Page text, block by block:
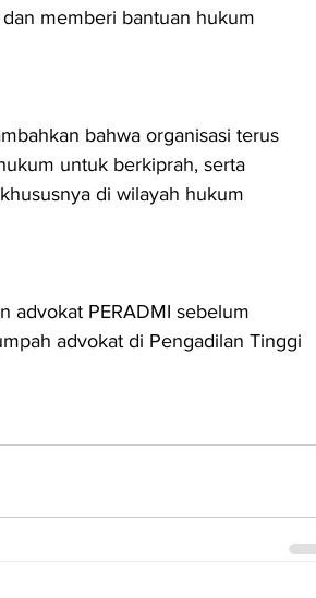
memberi bantuan hukum
bahwa organisasi terus
untuk berkiprah, serta
di wilayah hukum
advokat PERADMI sebelum
advokat di Pengadilan Tinggi